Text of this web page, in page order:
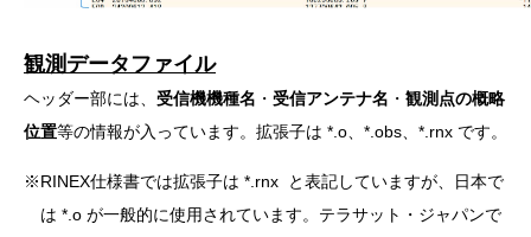
観測データファイル
ヘッダー部には、 受信機機種名 ・ 受信アンテナ名 ・ 観測点の概略
位置等の情報が入っています。拡張子は *.o、*.obs、*.rnx です。
※RINEX仕様書では拡張子は *.rnx と表記していますが、日本で
は *.o が一般的に使用されています。テラサット・ジャパンで